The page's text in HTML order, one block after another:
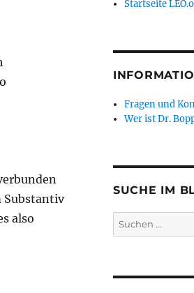
Substantiv
also
Startseite
Fragen und
Wer ist Dr.
SUCHE IM
Suchen
nach: